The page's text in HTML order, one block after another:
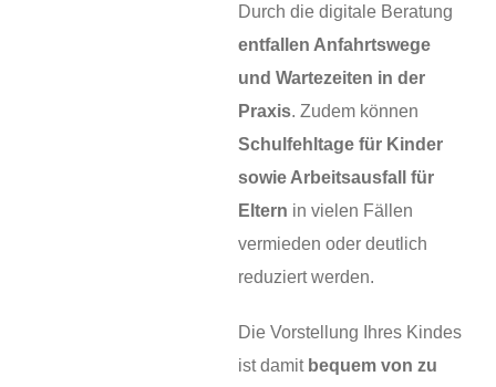
Durch die digitale Beratung
entfallen Anfahrtswege
und Wartezeiten in der
Praxis. Zudem können
Schulfehltage für Kinder
sowie Arbeitsausfall für
Eltern in vielen Fällen
vermieden oder deutlich
reduziert werden.
Die Vorstellung Ihres Kindes
ist damit bequem von zu